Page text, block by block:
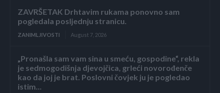
ZAVRŠETAK Drhtavim rukama ponovno sam
pogledala posljednju stranicu.
ZANIMLJIVOSTI August 7, 2026
„Pronašla sam vam sina u smeću, gospodine“, rekla
je sedmogodišnja djevojčica, grleći novorođenče
kao da joj je brat. Poslovni čovjek ju je pogledao
istim...